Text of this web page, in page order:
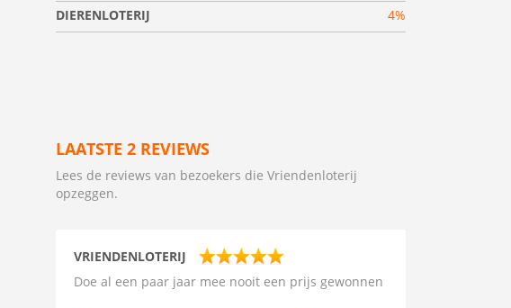
DIERENLOTERIJ
4%
LAATSTE 2 REVIEWS
Lees de reviews van bezoekers die Vriendenloterij
opzeggen.
VRIENDENLOTERIJ
Doe al een paar jaar mee nooit een prijs gewonnen